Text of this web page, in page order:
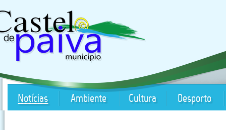
Notícias Ambiente Cultura Desporto